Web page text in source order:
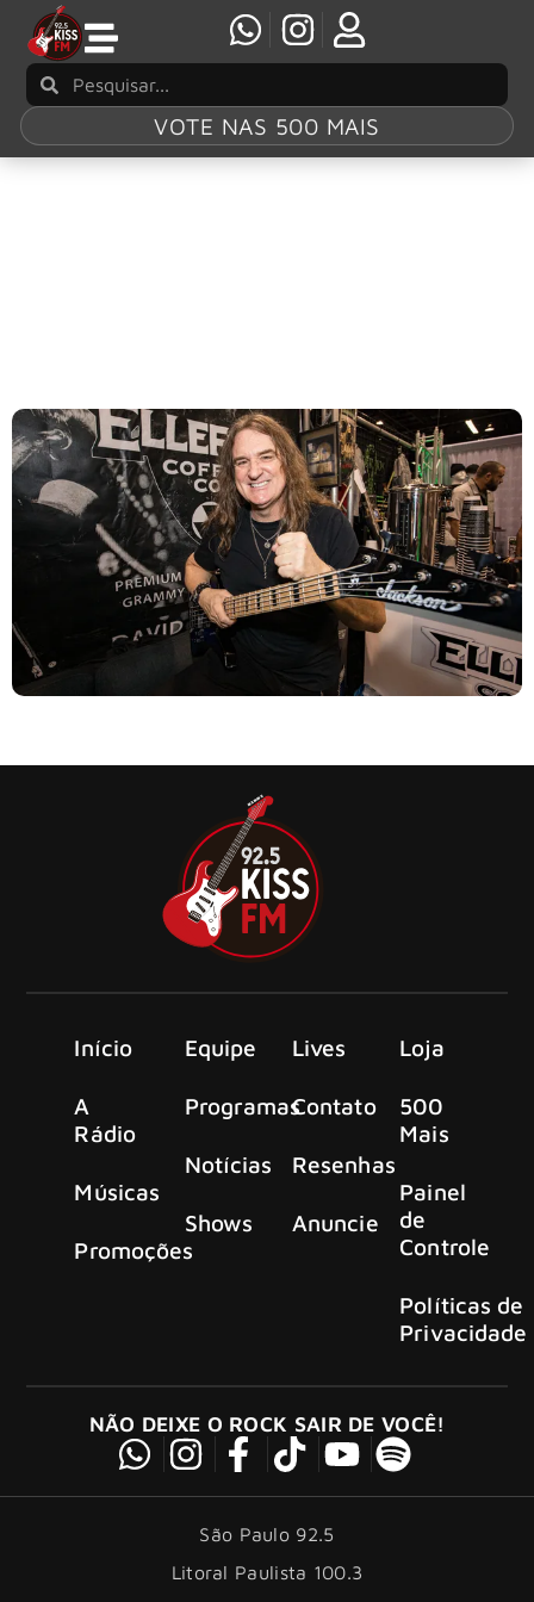
VOTE NAS 500 MAIS
Início
A
Rádio
Músicas
Promoções
Equipe
Programas
Notícias
Shows
Lives
Contato
Resenhas
Anuncie
Loja
500
Mais
Painel
de
Controle
Políticas de
Privacidade
NÃO DEIXE O ROCK SAIR DE VOCÊ!
São Paulo 92.5
Litoral Paulista 100.3